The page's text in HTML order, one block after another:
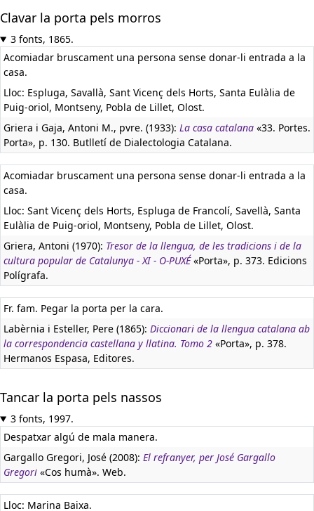
Clavar la porta pels morros
3 fonts, 1865.
Acomiadar bruscament una persona sense donar-li entrada a la
casa.
Lloc: Espluga, Savallà, Sant Vicenç dels Horts, Santa Eulàlia de
Puig-oriol, Montseny, Pobla de Lillet, Olost.
Griera i Gaja, Antoni M., pvre. (1933): La casa catalana «33. Portes.
Porta», p. 130. Butlletí de Dialectologia Catalana.
Acomiadar bruscament una persona sense donar-li entrada a la
casa.
Lloc: Sant Vicenç dels Horts, Espluga de Francolí, Savellà, Santa
Eulàlia de Puig-oriol, Montseny, Pobla de Lillet, Olost.
Griera, Antoni (1970): Tresor de la llengua, de les tradicions i de la
cultura popular de Catalunya - XI - O-PUXÉ«Porta», p. 373. Edicions
Polígrafa.
Fr. fam. Pegar la porta per la cara.
Labèrnia i Esteller, Pere (1865): Diccionari de la llengua catalana ab
la correspondencia castellana y llatina. Tomo 2 «Porta», p. 378.
Hermanos Espasa, Editores.
Tancar la porta pels nassos
3 fonts, 1997.
Despatxar algú de mala manera.
Gargallo Gregori, José (2008): El refranyer, per José Gargallo
Gregori «Cos humà». Web.
Lloc: Marina Baixa.